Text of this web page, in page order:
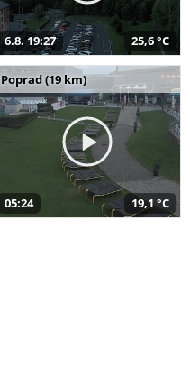
6.8. 19:27 25,6 °C
Poprad (19 km)
05:24 19,1 °C